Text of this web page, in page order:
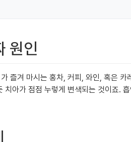
원인
즐겨 마시는 홍차, 커피, 와인, 혹은
아가 점점 누렇게 변색되는 것이죠.